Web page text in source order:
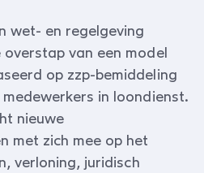
wet- en regelgeving
van een model
op zzp-bemiddeling
in loondienst.
nieuwe
met zich mee op het
verloning, juridisch